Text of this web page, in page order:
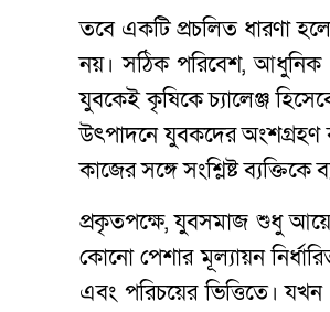
তবে একটি প্রচলিত ধারণা
নয়। সঠিক পরিবেশ, আধুনিক
যুবকেই কৃষিকে চ্যালেঞ্জ
উৎপাদনে যুবকদের অংশগ্রহণ
কাজের সঙ্গে সংশ্লিষ্ট
প্রকৃতপক্ষে, যুবসমাজ শুধু আয়ের
কোনো পেশার মূল্যায়ন
এবং পরিচয়ের ভিত্তিতে।